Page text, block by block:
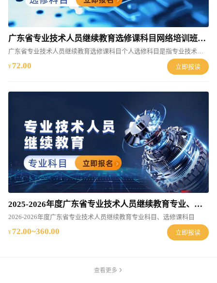
广东省专业技术人员继续教育选修课科目网络培训班（适合所有年度）
广东省专业技术人员继续教育选修课科目个人选修科目是指专业技术人员完成所在岗位工作
72.00 立即报读
2025-2026年度广东省专业技术人员继续教育专业、选修课科目线上培训班（2025-2026年度）
2026-2026年度广东省专业技术人员继续教育专业科目、选修课科目
72.00~360.00 立即报读
查看更多